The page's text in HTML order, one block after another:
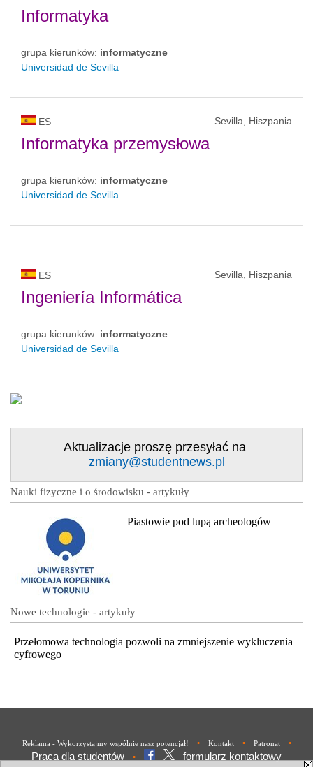
Informatyka
grupa kierunków: informatyczne
Universidad de Sevilla
ES Sevilla, Hiszpania
Informatyka przemysłowa
grupa kierunków: informatyczne
Universidad de Sevilla
ES Sevilla, Hiszpania
Ingeniería Informática
grupa kierunków: informatyczne
Universidad de Sevilla
Aktualizacje proszę przesyłać na
zmiany@studentnews.pl
Nauki fizyczne i o środowisku - artykuły
Piastowie pod lupą archeologów
Nowe technologie - artykuły
Przełomowa technologia pozwoli na zmniejszenie wykluczenia
cyfrowego
Reklama - Wykorzystajmy wspólnie nasz potencjał! • Kontakt • Patronat •
Praca dla studentów • formularz kontaktowy